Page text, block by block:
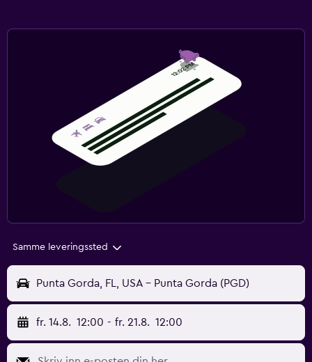
Samme leveringssted
Punta Gorda, FL, USA - Punta Gorda (PGD)
fr. 14.8. 12:00 - fr. 21.8. 12:00